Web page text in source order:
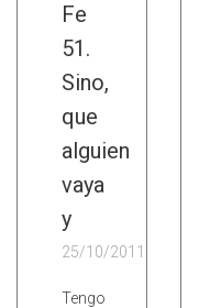
Fe
51.
Sino,
que
alguien
vaya
y
25/10/2011
Tengo